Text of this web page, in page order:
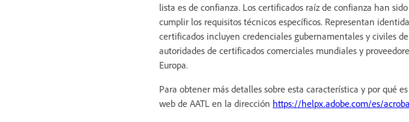
lista es de confianza. Los certificados raíz de confianza han
cumplir los requisitos técnicos específicos. Representan
certificados incluyen credenciales gubernamentales y civiles
autoridades de certificados comerciales mundiales y
Europa.
Para obtener más detalles sobre esta característica y por qué
web de AATL en la dirección https://helpx.adobe.com/es/